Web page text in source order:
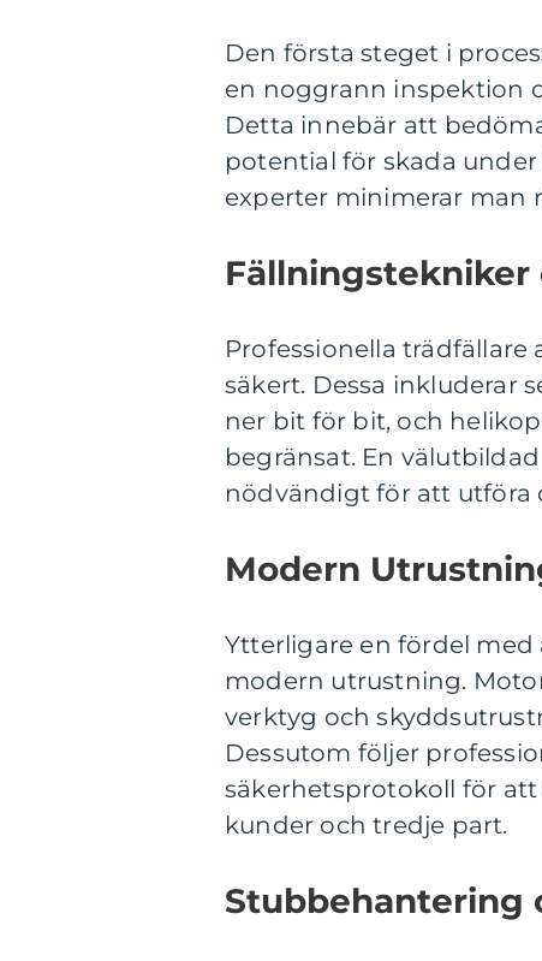
Den första steget i
en noggrann inspektion
Detta innebär att
potential för skada
experter minimerar man
Fällningstekniker
Professionella
säkert. Dessa inkluderar
ner bit för bit, och
begränsat. En
nödvändigt för att utföra
Modern
Ytterligare en fördel
modern utrustning.
verktyg och
Dessutom följer
säkerhetsprotokoll för
kunder och tredje part.
Stubbehantering